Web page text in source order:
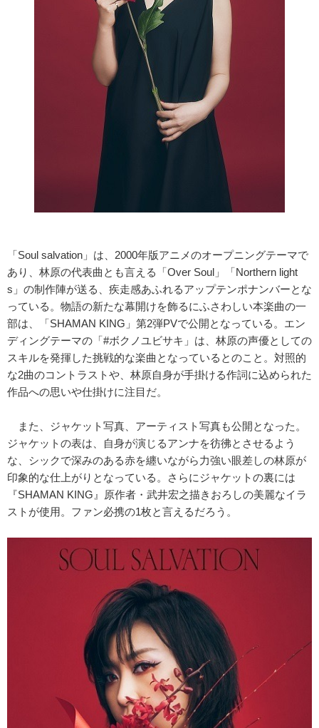
「Soul salvation」は、2000年版アニメのオープニングテーマで
あり、林原の代表曲とも言える「Over Soul」「Northern light
s」の制作陣が送る、疾走感あふれるアップテンポナンバーとな
っている。物語の新たな幕開けを飾るにふさわしい本楽曲の一
部は、「SHAMAN KING」第2弾PVで公開となっている。エン
ディングテーマの「#ボクノユビサキ」は、林原の声優としての
スキルを発揮した挑戦的な楽曲となっているとのこと。対照的
な2曲のコントラストや、林原自身が手掛ける作詞に込められた
作品への思いや仕掛けに注目だ。
また、ジャケット写真、アーティスト写真も公開となった。
ジャケットの表は、自身が演じるアンナを彷彿とさせるよう
な、シックで深みのある赤を纏いながら力強い眼差しの林原が
印象的な仕上がりとなっている。さらにジャケットの裏には
『SHAMAN KING』原作者・武井宏之描きおろしの美麗なイラ
ストが使用。ファン必携の1枚と言えるだろう。